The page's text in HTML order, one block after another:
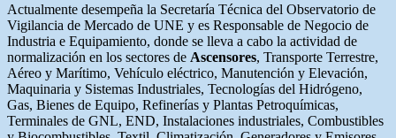
Actualmente desempeña la Secretaría Técnica del Observatorio de
Vigilancia de Mercado de UNE y es Responsable de Negocio de
Industria e Equipamiento, donde se lleva a cabo la actividad de
normalización en los sectores de Ascensores, Transporte Terrestre,
Aéreo y Marítimo, Vehículo eléctrico, Manutención y Elevación,
Maquinaria y Sistemas Industriales, Tecnologías del Hidrógeno,
Gas, Bienes de Equipo, Refinerías y Plantas Petroquímicas,
Terminales de GNL, END, Instalaciones industriales, Combustibles